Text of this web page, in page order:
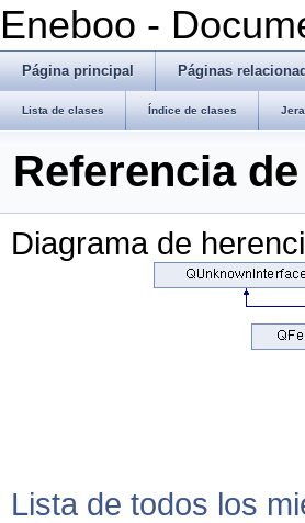
Eneboo -
Página principal Páginas
Lista de clases Índice de clases
Referencia
Diagrama de
Lista de todos los